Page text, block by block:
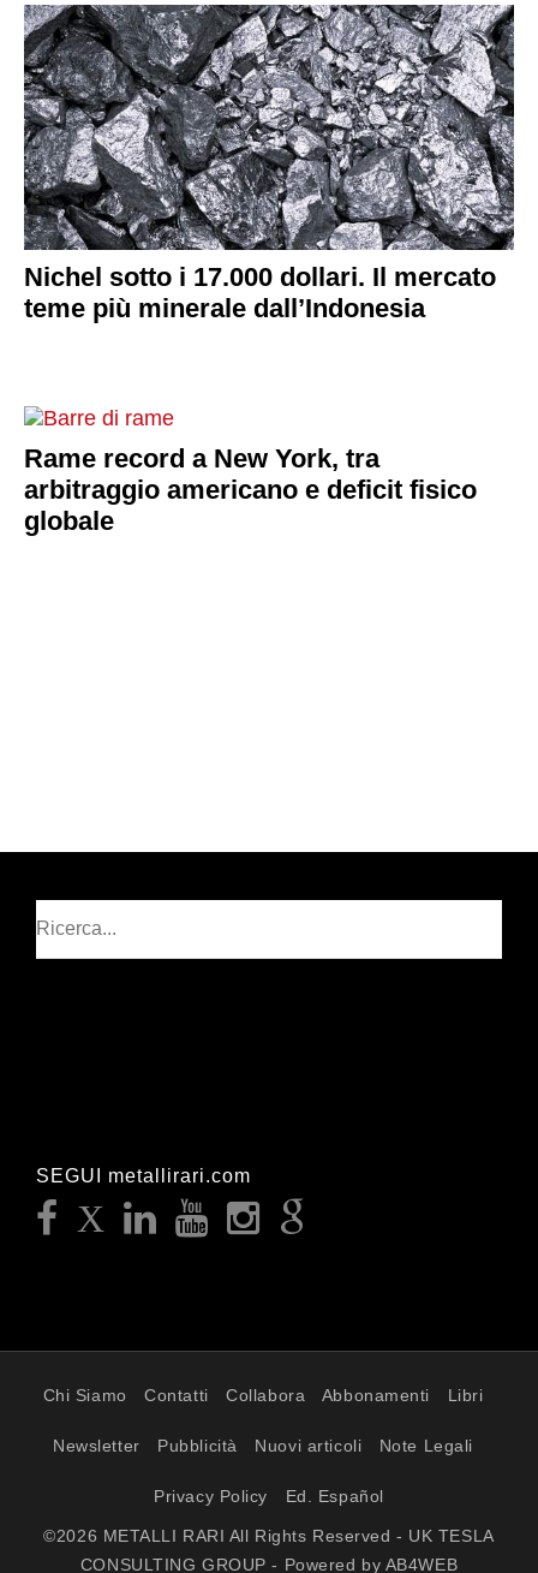
Nichel sotto i 17.000 dollari. Il mercato
teme più minerale dall’Indonesia
Rame record a New York, tra
arbitraggio americano e deficit fisico
globale
SEGUI metallirari.com
Chi Siamo Contatti Collabora Abbonamenti Libri
Newsletter Pubblicità Nuovi articoli Note Legali
Privacy Policy Ed. Español
©2026 METALLI RARI All Rights Reserved - UK TESLA
CONSULTING GROUP - Powered by AB4WEB